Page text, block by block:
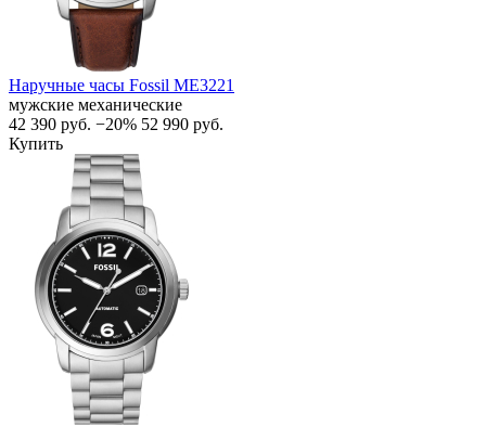
Наручные часы Fossil ME3221
мужские механические
42 390 руб. −20% 52 990 руб.
Купить